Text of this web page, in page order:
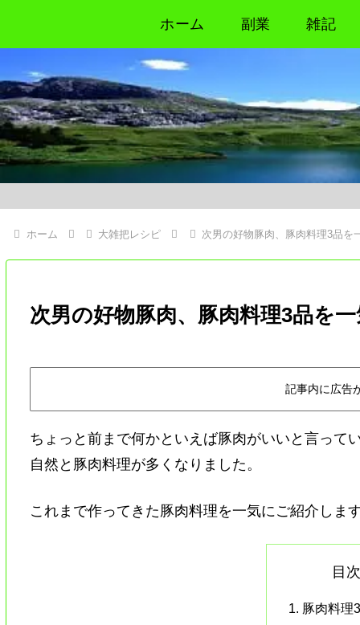
ホーム 副業 雑記
ホーム 大雑把レシピ 次男の好物豚肉、豚肉料理3品を
次男の好物豚肉、豚肉料理3品を
記事内に広告
ちょっと前まで何かといえば豚肉がいいと言って
自然と豚肉料理が多くなりました。
これまで作ってきた豚肉料理を一気にご紹介しま
目
豚肉料理